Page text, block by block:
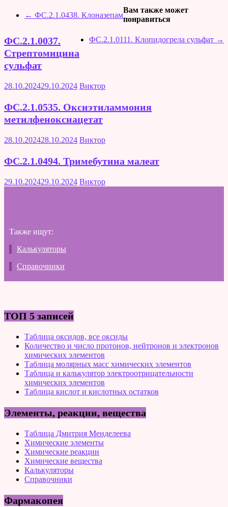
← ФС.2.1.0438. Клоназепам
ФС.2.1.0111. Клопидогрела сульфат →
Вам также может
понравиться
ФС.2.1.0037.
Стрептомицина
сульфат
28.10.202429.10.2024 Виктор
ФС.2.1.0535. Оксиэтиламмония
метилфеноксиацетат
28.10.202428.10.2024 Виктор
ФС.2.1.0494. Тримебутина малеат
29.10.202429.10.2024 Виктор
Также ищут:
Калькуляторы
Справочники
ТОП 5 записей
Таблица оксидов, все оксиды
Количество и число протонов, нейтронов и электронов
химических элементов
Таблица молярных масс химических элементов
Таблица и калькулятор электроотрицательности
химических элементов
Таблица кислот и кислотных остатков
Элементы, реакции, вещества
Таблица Дмитрия Менделеева
Химические элементы
Химические реакции
Химические вещества
Калькуляторы
Справочники
Фармакопея